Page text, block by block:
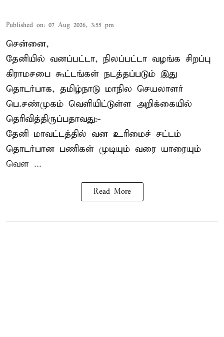
Published on: 07 Aug 2026, 3:55 pm
சென்னை,
தேனியில் வனப்பட்டா, நிலப்பட்டா வழங்க சிறப்பு
கிராமசபை கூட்டங்கள் நடத்தப்படும் இது
தொடர்பாக, தமிழ்நாடு மாநில செயலாளர்
பெ.சண்முகம் வெளியிட்டுள்ள அறிக்கையில்
தெரிவித்திருப்பதாவது:-
தேனி மாவட்டத்தில் வன உரிமைச் சட்டம்
தொடர்பான பணிகள் முடியும் வரை யாரையும்
வெள ...
Read More